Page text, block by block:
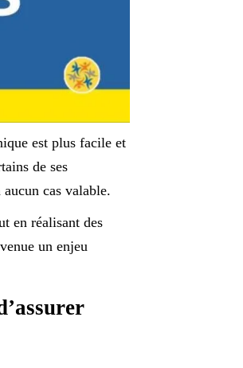
est plus facile et
de ses
cas valable.
en réalisant des
un enjeu